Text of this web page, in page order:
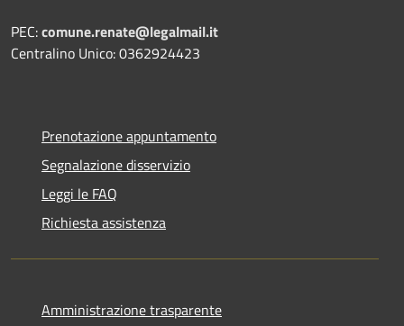
PEC:comune.renate@legalmail.it
Centralino Unico: 0362924423
Prenotazione appuntamento
Segnalazione disservizio
Leggi le FAQ
Richiesta assistenza
Amministrazione trasparente